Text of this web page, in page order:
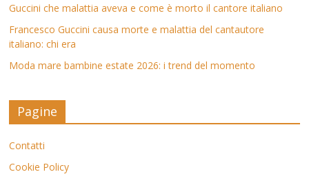
Guccini che malattia aveva e come è morto il cantore italiano
Francesco Guccini causa morte e malattia del cantautore
italiano: chi era
Moda mare bambine estate 2026: i trend del momento
Pagine
Contatti
Cookie Policy